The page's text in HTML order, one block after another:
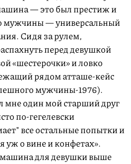
— это был престиж и
мужчины — универсальный
Сидя за рулем,
перед девушкой
«шестерочки» и ловко
рядом атташе-кейс
мужчины-1976).
мне один мой старший друг
по-гегелевски
все остальные попытки и
уж о вине и конфетах».
для девушки выше